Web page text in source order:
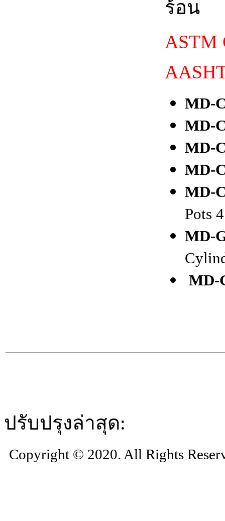
ร้อน
ASTM
MD-
MD-
MD-
MD-
MD-
Pots
MD-
MD-
ปรับปรุงล่าสุด:
Copyright © 2020. All Rights